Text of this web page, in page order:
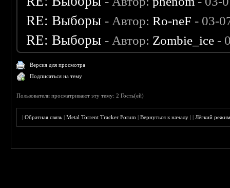
RE: Выборы - Автор:Ro-neF - 03-
RE: Выборы - Автор: Zombie_ice -
Версия для просмотра
Подписаться на тему
Пользователи просматривают эту тему: 2 Гость(ей)
|Обратная связь |Metal Torrent Tracker Forum |Вернуться к началу ||Лёгкий